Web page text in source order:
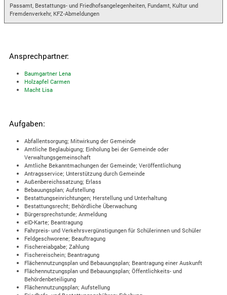
Passamt, Bestattungs- und Friedhofsangelegenheiten, Fundamt, Kultur und
Fremdenverkehr, KFZ-Abmeldungen
Ansprechpartner:
Baumgartner Lena
Holzapfel Carmen
Macht Lisa
Aufgaben:
Abfallentsorgung; Mitwirkung der Gemeinde
Amtliche Beglaubigung; Einholung bei der Gemeinde oder
Verwaltungsgemeinschaft
Amtliche Bekanntmachungen der Gemeinde; Veröffentlichung
Antragsservice; Unterstützung durch Gemeinde
Außenbereichssatzung; Erlass
Bebauungsplan; Aufstellung
Bestattungseinrichtungen; Herstellung und Unterhaltung
Bestattungsrecht; Behördliche Überwachung
Bürgersprechstunde; Anmeldung
eID-Karte; Beantragung
Fahrpreis- und Verkehrsvergünstigungen für Schülerinnen und Schüler
Feldgeschworene; Beauftragung
Fischereiabgabe; Zahlung
Fischereischein; Beantragung
Flächennutzungsplan und Bebauungsplan; Beantragung einer Auskunft
Flächennutzungsplan und Bebauungsplan; Öffentlichkeits- und
Behördenbeteiligung
Flächennutzungsplan; Aufstellung